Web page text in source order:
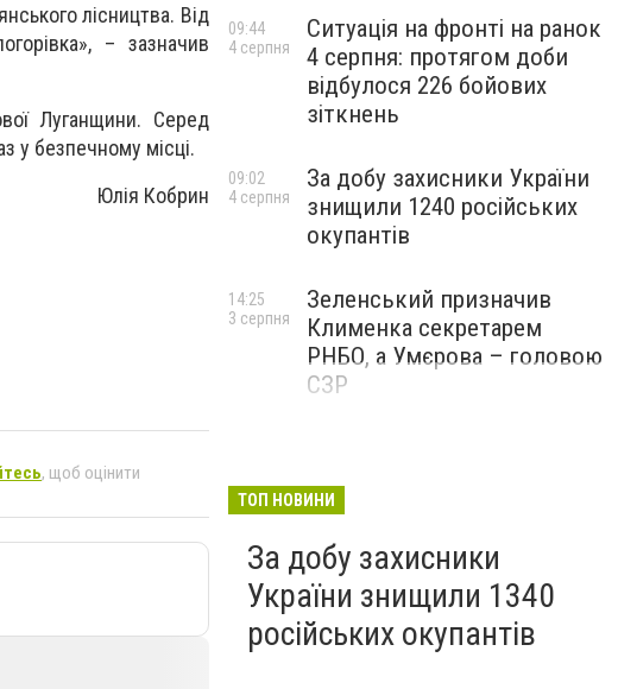
лісництва. Від
– зазначив
Луганщини. Серед
у безпечному місці.
Юлія Кобрин
, щоб оцінити
Ситуація на фронті на ранок
4 серпня: протягом доби
відбулося 226 бойових
зіткнень
09:44
4 серпня
За добу захисники України
знищили 1240 російських
окупантів
09:02
4 серпня
Зеленський призначив
Клименка секретарем
РНБО, а Умєрова – головою
СЗР
14:25
3 серпня
ТОП НОВИНИ
За добу захисники
України знищили 1340
російських окупантів